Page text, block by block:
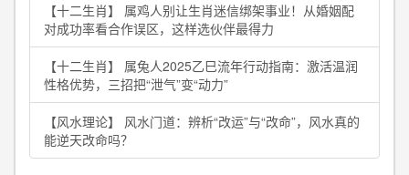
【十二生肖】 属鸡人别让生肖迷信绑架事业！从婚姻配
对成功率看合作误区，这样选伙伴最得力
【十二生肖】 属兔人2025乙巳流年行动指南：激活温润
性格优势，三招把“泄气”变“动力”
【风水理论】 风水门道：辨析“改运”与“改命”，风水真的
能逆天改命吗？